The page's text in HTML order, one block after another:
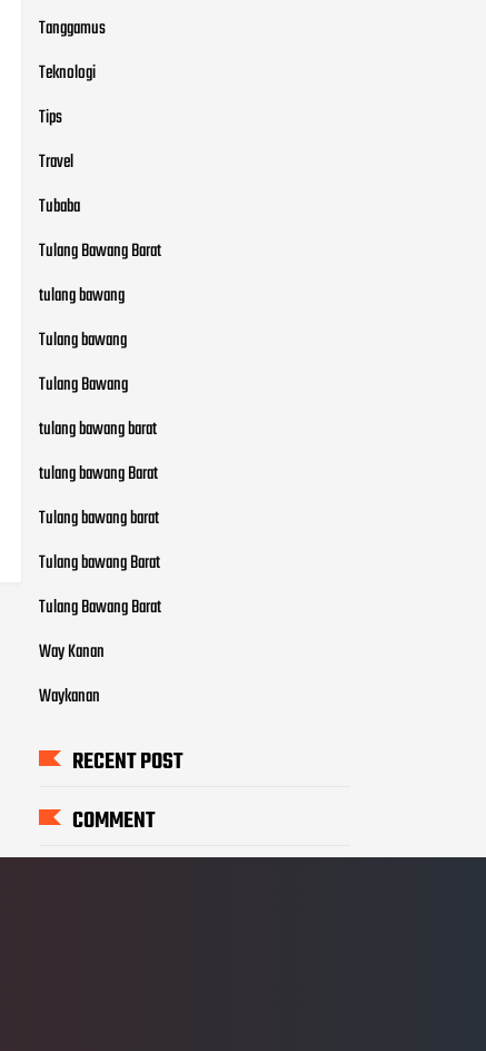
Tanggamus
Teknologi
Tips
Travel
Tubaba
Tulang Bawang Barat
tulang bawang
Tulang bawang
Tulang Bawang
tulang bawang barat
tulang bawang Barat
Tulang bawang barat
Tulang bawang Barat
Tulang Bawang Barat
Way Kanan
Waykanan
RECENT POST
COMMENT